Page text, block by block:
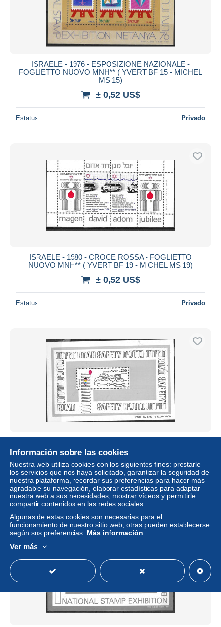
ISRAELE - 1976 - ESPOSIZIONE NAZIONALE -
FOGLIETTO NUOVO MNH** ( YVERT BF 15 - MICHEL
MS 15)
± 0,52 US$
Estatus Privado
ISRAELE - 1980 - CROCE ROSSA - FOGLIETTO
NUOVO MNH** ( YVERT BF 19 - MICHEL MS 19)
± 0,52 US$
Estatus Privado
FOGLIETTO NUOVO MNH** ( YVERT BF 21 - MICHEL
MS 21)
± 0,86 US$
Estatus Privado
Información sobre las cookies
Nuestra web utiliza cookies con los siguientes fines: prestarle
los servicios que nos haya solicitado, garantizar la seguridad de
nuestra plataforma, recordar sus preferencias para hacer más
agradable su navegación, elaborar estadísticas para adaptar
nuestra web a sus necesidades, mostrar vídeos y permitirle
compartir contenidos en las redes sociales.
Algunas de estas cookies son necesarias para el
funcionamiento de nuestro sitio web, otras pueden establecerse
según sus preferencias. Más información
Ver más